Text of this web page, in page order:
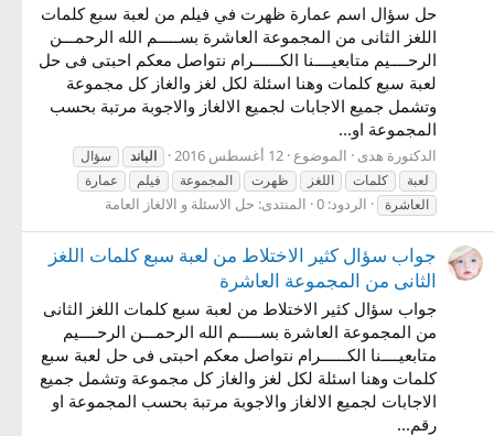
حل سؤال اسم عمارة ظهرت في فيلم من لعبة سبع كلمات
اللغز الثانى من المجموعة العاشرة بســـــم الله الرحمـــن
الرحــــيم متابعيــــنا الكــــــرام نتواصل معكم احبتى فى حل
لعبة سبع كلمات وهنا اسئلة لكل لغز والغاز كل مجموعة
وتشمل جميع الاجابات لجميع الالغاز والاجوبة مرتبة بحسب
المجموعة او...
الدكتورة هدى الموضوع 12 أغسطس 2016 الباند
سؤال
لعبة
كلمات اللغز ظهرت المجموعة فيلم
عمارة
العاشرة
الردود: 0 المنتدى: حل الاسئلة و الالغاز العامة
جواب سؤال كثير الاختلاط من لعبة سبع كلمات اللغز
الثانى من المجموعة العاشرة
جواب سؤال كثير الاختلاط من لعبة سبع كلمات اللغز الثانى
من المجموعة العاشرة بســـــم الله الرحمـــن الرحــــيم
متابعيــــنا الكــــــرام نتواصل معكم احبتى فى حل لعبة سبع
كلمات وهنا اسئلة لكل لغز والغاز كل مجموعة وتشمل جميع
الاجابات لجميع الالغاز والاجوبة مرتبة بحسب المجموعة او
رقم...